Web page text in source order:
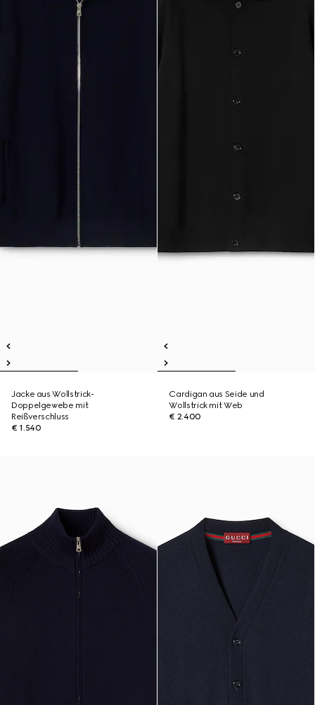
Jacke aus Wollstrick-
Doppelgewebe mit
Reißverschluss
€ 1.540
Cardigan aus Seide und
Wollstrick mit Web
€ 2.400